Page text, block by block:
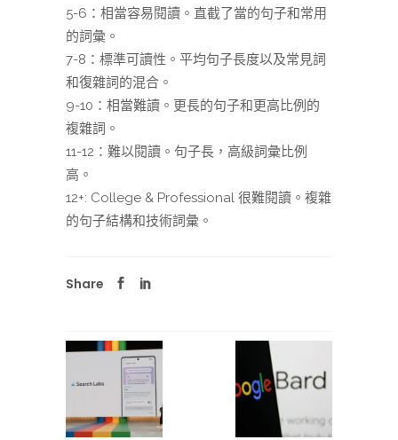
5-6：相當容易閱讀。直截了當的句子和常用
的詞彙。
7-8：標準可讀性。平均句子長度以及常見詞
和復雜詞的混合。
9-10：相當難讀。更長的句子和更高比例的
複雜詞。
11-12：難以閱讀。句子長，高級詞彙比例
高。
12+: College & Professional 很難閱讀。複雜
的句子結構和技術詞彙。
Share